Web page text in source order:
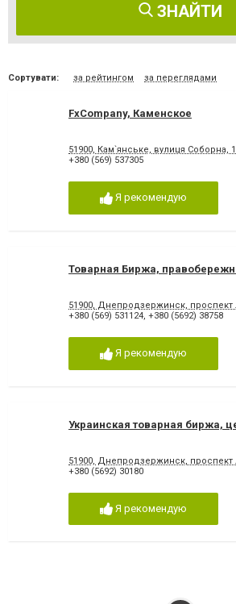
ЗНАЙТИ
Сортувати: за рейтингом за переглядами
FxCompany, Каменское
51900, Кам`янське, вулиця Соборна,
+380 (569) 537305
Я рекомендую
Товарная Биржа,
51900, Днепродзержинск, проспект
+380 (569) 531124, +380 (5692) 38758
Я рекомендую
Украинская товарная биржа,
51900, Днепродзержинск, проспект
+380 (5692) 30180
Я рекомендую